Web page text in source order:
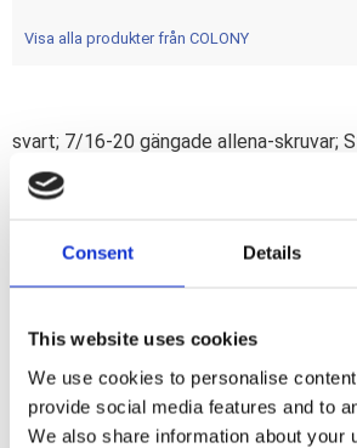
Consent Details
This website uses cookies
We use cookies to personalise
provide social media features and to
We also share information about your
Visa alla produkter från COLONY
svart; 7/16-20 gängade allena-skruvar;
3/8-20 (MCS 515410/45530-35A).
för installation.
Dela med dig
a
e
o
o
Omdömen